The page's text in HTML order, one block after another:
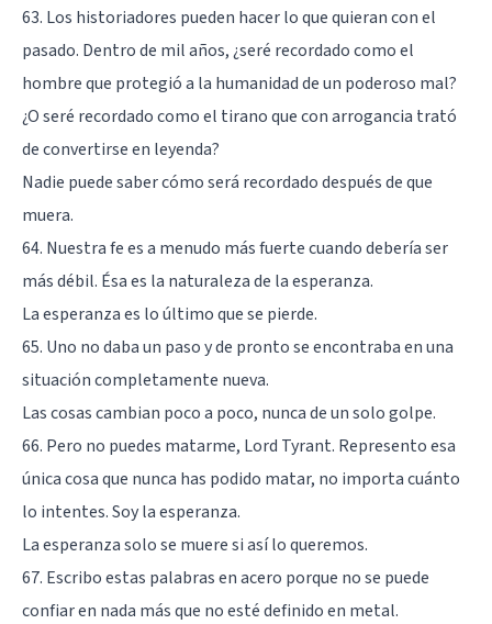
63. Los historiadores pueden hacer lo que quieran con el
pasado. Dentro de mil años, ¿seré recordado como el
hombre que protegió a la humanidad de un poderoso mal?
¿O seré recordado como el tirano que con arrogancia trató
de convertirse en leyenda?
Nadie puede saber cómo será recordado después de que
muera.
64. Nuestra fe es a menudo más fuerte cuando debería ser
más débil. Ésa es la naturaleza de la esperanza.
La esperanza es lo último que se pierde.
65. Uno no daba un paso y de pronto se encontraba en una
situación completamente nueva.
Las cosas cambian poco a poco, nunca de un solo golpe.
66. Pero no puedes matarme, Lord Tyrant. Represento esa
única cosa que nunca has podido matar, no importa cuánto
lo intentes. Soy la esperanza.
La esperanza solo se muere si así lo queremos.
67. Escribo estas palabras en acero porque no se puede
confiar en nada más que no esté definido en metal.